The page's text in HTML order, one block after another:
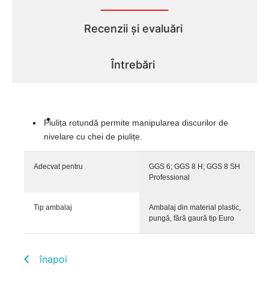
Recenzii și evaluări
Întrebări
Piulița rotundă permite manipularea discurilor de
nivelare cu chei de piulițe.
Adecvat pentru
GGS 6; GGS 8 H; GGS 8 SH
Professional
Tip ambalaj
Ambalaj din material plastic,
pungă, fără gaură tip Euro
înapoi